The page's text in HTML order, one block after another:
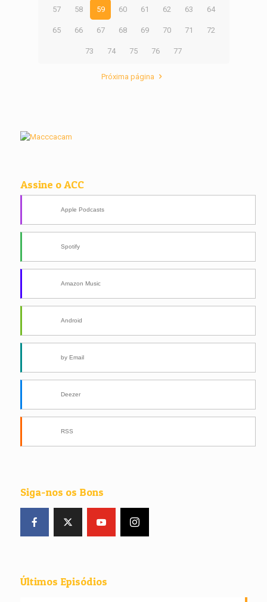
57 58 59 60 61 62 63 64
65 66 67 68 69 70 71 72
73 74 75 76 77
Próxima página
Assine o ACC
Apple Podcasts
Spotify
Amazon Music
Android
by Email
Deezer
RSS
Siga-nos os Bons
Últimos Episódios